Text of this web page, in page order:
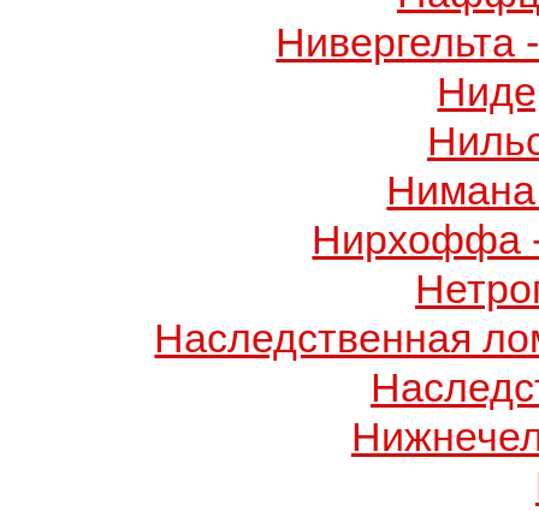
Нимана
Нирхоффа
Наследственная